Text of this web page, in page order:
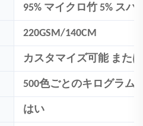
95% マイクロ竹 5% スパ
220GSM/140CM
カスタマイズ可能 また
500色ごとのキログラム
はい